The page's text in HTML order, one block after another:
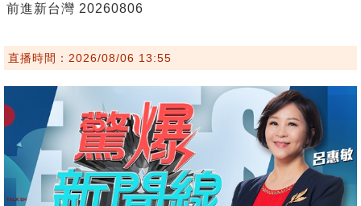
前進新台灣 20260806
直播時間：2026/08/06 13:55